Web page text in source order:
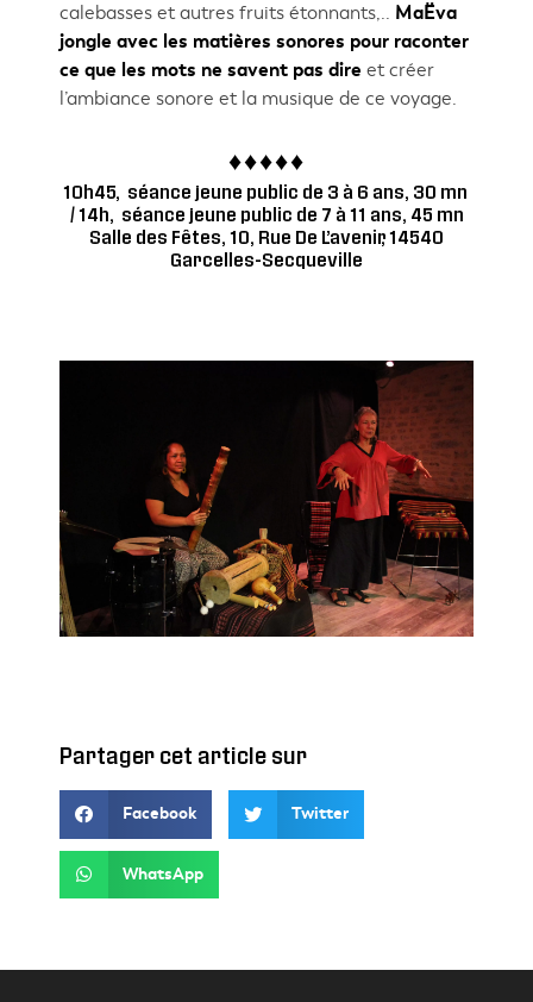
calebasses et autres fruits étonnants,.. MaËva
jongle avec les matières sonores pour raconter
ce que les mots ne savent pas dire et créer
l’ambiance sonore et la musique de ce voyage.
10h45, séance jeune public de 3 à 6 ans, 30 mn
/ 14h, séance jeune public de 7 à 11 ans, 45 mn
Salle des Fêtes, 10, Rue De L’avenir, 14540
Garcelles-Secqueville
Partager cet article sur
Facebook Twitter
WhatsApp